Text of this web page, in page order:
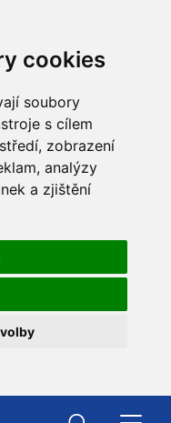
cookies
soubory
s cílem
zobrazení
analýzy
a zjištění